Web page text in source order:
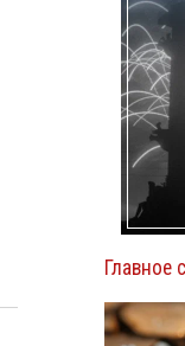
Главное